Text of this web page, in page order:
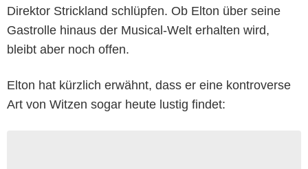
Direktor Strickland schlüpfen. Ob Elton über seine
Gastrolle hinaus der Musical-Welt erhalten wird,
bleibt aber noch offen.
Elton hat kürzlich erwähnt, dass er eine kontroverse
Art von Witzen sogar heute lustig findet: